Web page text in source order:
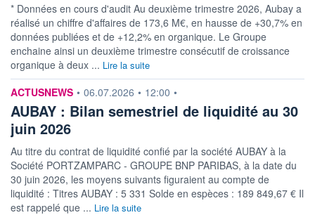
* Données en cours d'audit Au deuxième trimestre 2026, Aubay a
réalisé un chiffre d'affaires de 173,6 M€, en hausse de +30,7% en
données publiées et de +12,2% en organique. Le Groupe
enchaine ainsi un deuxième trimestre consécutif de croissance
organique à deux ... Lire la suite
information fournie par
ACTUSNEWS • 06.07.2026 • 12:00 •
AUBAY : Bilan semestriel de liquidité au 30
juin 2026
Au titre du contrat de liquidité confié par la société AUBAY à la
Société PORTZAMPARC - GROUPE BNP PARIBAS, à la date du
30 juin 2026, les moyens suivants figuraient au compte de
liquidité : Titres AUBAY : 5 331 Solde en espèces : 189 849,67 € Il
est rappelé que ... Lire la suite